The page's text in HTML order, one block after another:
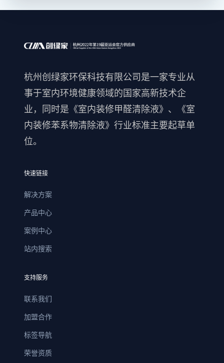
杭州创绿家环保科技有限公司是一家专业从
事于室内环境健康领域的国家高新技术企
业，同时是《室内装修甲醛清除液》、《室
内装修苯系物清除液》行业标准主要起草单
位。
快速链接
解决方案
产品中心
案例中心
站内搜索
支持服务
联系我们
加盟合作
标签导航
荣誉资质